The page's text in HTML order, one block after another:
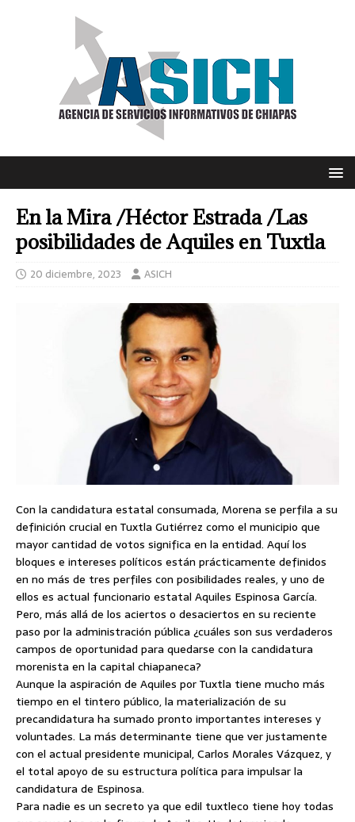
En la Mira /Héctor Estrada /Las
posibilidades de Aquiles en Tuxtla
20 diciembre, 2023 ASICH
Con la candidatura estatal consumada, Morena se perfila a su
definición crucial en Tuxtla Gutiérrez como el municipio que
mayor cantidad de votos significa en la entidad. Aquí los
bloques e intereses políticos están prácticamente definidos
en no más de tres perfiles con posibilidades reales, y uno de
ellos es actual funcionario estatal Aquiles Espinosa García.
Pero, más allá de los aciertos o desaciertos en su reciente
paso por la administración pública ¿cuáles son sus verdaderos
campos de oportunidad para quedarse con la candidatura
morenista en la capital chiapaneca?
Aunque la aspiración de Aquiles por Tuxtla tiene mucho más
tiempo en el tintero público, la materialización de su
precandidatura ha sumado pronto importantes intereses y
voluntades. La más determinante tiene que ver justamente
con el actual presidente municipal, Carlos Morales Vázquez, y
el total apoyo de su estructura política para impulsar la
candidatura de Espinosa.
Para nadie es un secreto ya que edil tuxtleco tiene hoy todas